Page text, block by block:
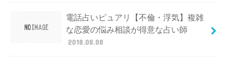
電話占いピュアリ【不倫・浮気】複雑
な恋愛の悩み相談が得意な占い師
2018.08.08